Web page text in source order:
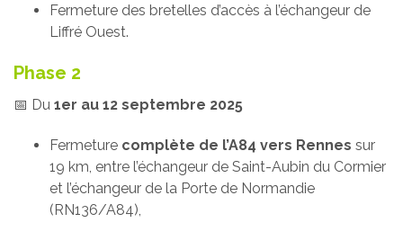
Fermeture des bretelles d’accès à l’échangeur de
Liffré Ouest.
Phase 2
📅 Du 1er au 12 septembre 2025
Fermeture complète de l’A84 vers Rennes sur
19 km, entre l’échangeur de Saint-Aubin du Cormier
et l’échangeur de la Porte de Normandie
(RN136/A84),